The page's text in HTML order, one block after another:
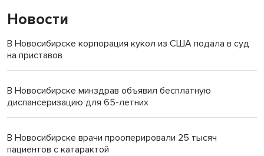
Новости
В Новосибирске корпорация кукол из США подала в суд
на приставов
В Новосибирске минздрав объявил бесплатную
диспансеризацию для 65-летних
В Новосибирске врачи прооперировали 25 тысяч
пациентов с катарактой